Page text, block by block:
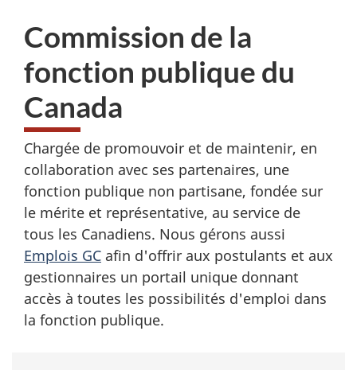
ici :
Commission de la
fonction publique du
Canada
Chargée de promouvoir et de maintenir, en
collaboration avec ses partenaires, une
fonction publique non partisane, fondée sur
le mérite et représentative, au service de
tous les Canadiens. Nous gérons aussi
Emplois GC afin d'offrir aux postulants et aux
gestionnaires un portail unique donnant
accès à toutes les possibilités d'emploi dans
la fonction publique.